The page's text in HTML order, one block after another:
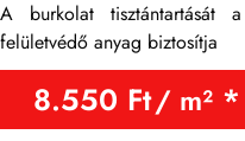
A burkolat
felületvédő anyag biztosítja
8.550 Ft/ m²